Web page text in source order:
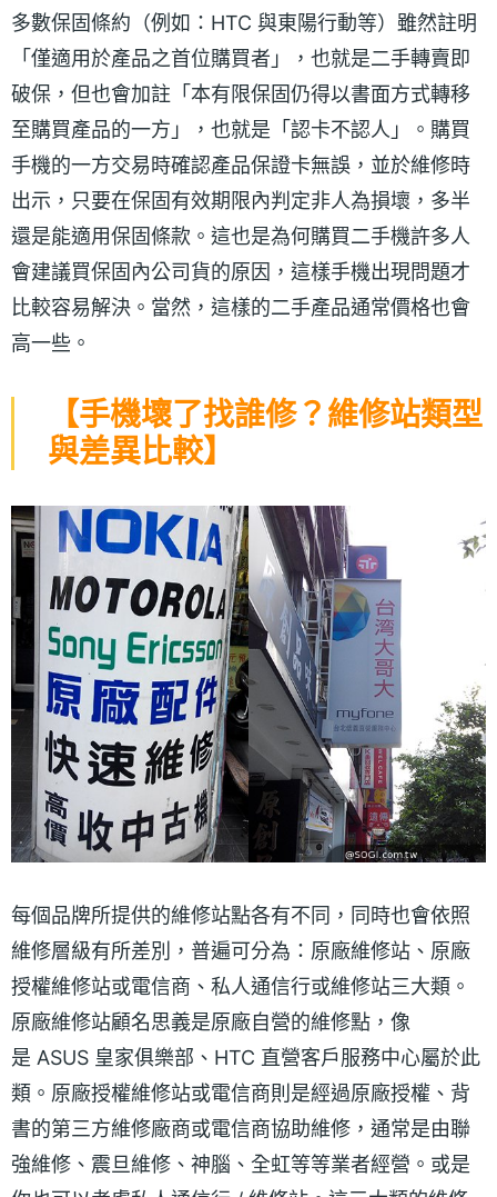
多數保固條約（例如：HTC 與東陽行動等）雖然註明
「僅適用於產品之首位購買者」，也就是二手轉賣即
破保，但也會加註「本有限保固仍得以書面方式轉移
至購買產品的一方」，也就是「認卡不認人」。購買
手機的一方交易時確認產品保證卡無誤，並於維修時
出示，只要在保固有效期限內判定非人為損壞，多半
還是能適用保固條款。這也是為何購買二手機許多人
會建議買保固內公司貨的原因，這樣手機出現問題才
比較容易解決。當然，這樣的二手產品通常價格也會
高一些。
【手機壞了找誰修？維修站類型
與差異比較】
每個品牌所提供的維修站點各有不同，同時也會依照
維修層級有所差別，普遍可分為：原廠維修站、原廠
授權維修站或電信商、私人通信行或維修站三大類。
原廠維修站顧名思義是原廠自營的維修點，像
是 ASUS 皇家俱樂部、HTC 直營客戶服務中心屬於此
類。原廠授權維修站或電信商則是經過原廠授權、背
書的第三方維修廠商或電信商協助維修，通常是由聯
強維修、震旦維修、神腦、全虹等等業者經營。或是